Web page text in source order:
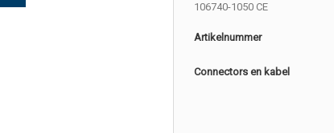
106740-1050 CE
Artikelnummer
Connectors en kabel